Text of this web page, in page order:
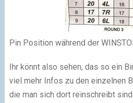
Pin Position während der
Ihr könnt also sehen, das so ein
viel mehr Infos zu den einzelnen
die man sich dort reinschreibt